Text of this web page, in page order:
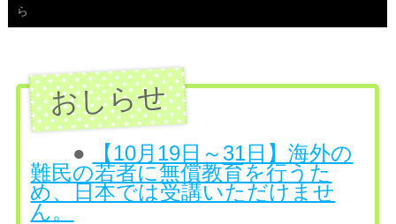
ス
ら
●
【10月19日～31日】海外の
難民の若者に無償教育を行うた
め、日本では受講いただけませ
ん。